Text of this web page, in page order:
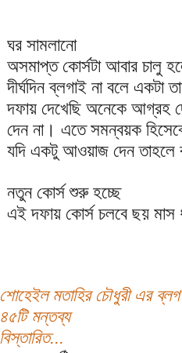
ঘর সামলানো
অসমাপ্ত কোর্সটা আবার চালু
দীর্ঘদিন ব্লগাই না বলে
দফায় দেখেছি অনেকে আগ্রহ
দেন না। এতে সমন্বয়ক
যদি একটু আওয়াজ দেন তাহলে
নতুন কোর্স শুরু হচ্ছে
এই দফায় কোর্স চলবে ছয়
শোহেইল মতাহির চৌধুরী এর ব্লগ
৪৫টি মন্তব্য
বিস্তারিত...